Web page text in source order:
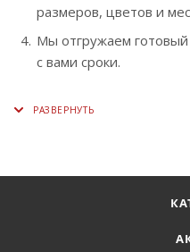
размеров, цветов и
Мы отгружаем готовый
с вами сроки.